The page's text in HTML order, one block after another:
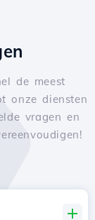
de meest
onze diensten
vragen en